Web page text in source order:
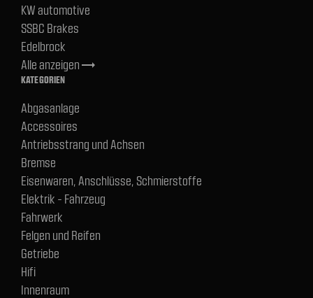
KW automotive
SSBC Brakes
Edelbrock
Alle anzeigentrending_flat
KATEGORIEN
Abgasanlage
Accessoires
Antriebsstrang und Achsen
Bremse
Eisenwaren, Anschlüsse, Schmierstoffe
Elektrik - Fahrzeug
Fahrwerk
Felgen und Reifen
Getriebe
Hifi
Innenraum